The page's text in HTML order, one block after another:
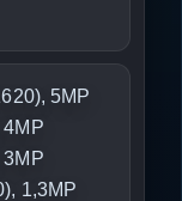
5MP
1,3MP